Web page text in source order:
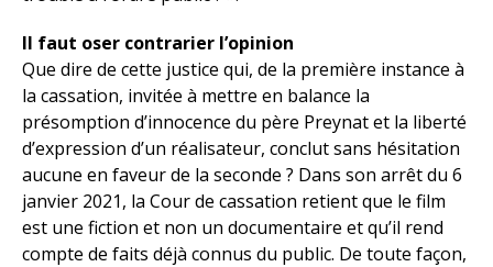
Il faut oser contrarier l’opinion
Que dire de cette justice qui, de la première instance à
la cassation, invitée à mettre en balance la
présomption d’innocence du père Preynat et la liberté
d’expression d’un réalisateur, conclut sans hésitation
aucune en faveur de la seconde ? Dans son arrêt du 6
janvier 2021, la Cour de cassation retient que le film
est une fiction et non un documentaire et qu’il rend
compte de faits déjà connus du public. De toute façon,